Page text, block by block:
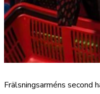
Frälsningsarméns second